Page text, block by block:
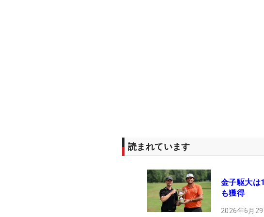
読まれています
金子駆大は
も獲得
2026年6月